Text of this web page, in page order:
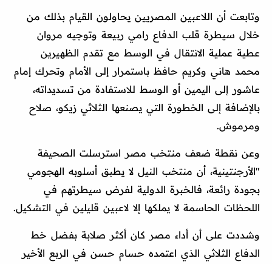
وتابعت أن اللاعبين المصريين يحاولون القيام بذلك من
خلال سيطرة قلب الدفاع رامي ربيعة وتوجيه مروان
عطية عملية الانتقال في الوسط مع تقدم الظهيرين
محمد هاني وكريم حافظ باستمرار إلى الأمام وتحرك إمام
عاشور إلى اليمين أو الوسط للاستفادة من تسديداته،
بالإضافة إلى الخطورة التي يصنعها الثلاثي زيكو، صلاح
ومرموش.
وعن نقطة ضعف منتخب مصر استرسلت الصحيفة
"الأرجنتينية، أن منتخب النيل لا يطبق أسلوبه الهجومي
بجودة رائعة، فالخبرة الدولية لفرض سيطرتهم في
اللحظات الحاسمة لا يملكها إلا لاعبين قليلين في التشكيل.
وشددت على أن أداء مصر كان أكثر صلابة بفضل خط
الدفاع الثلاثي الذي اعتمده حسام حسن في الربع الأخير